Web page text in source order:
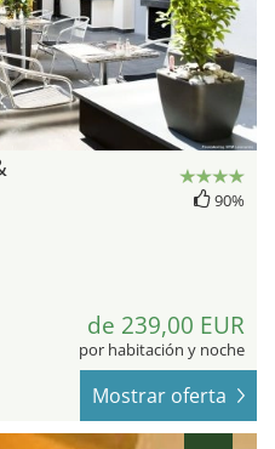
90%
de 239,00 EUR
por habitación y noche
Mostrar oferta